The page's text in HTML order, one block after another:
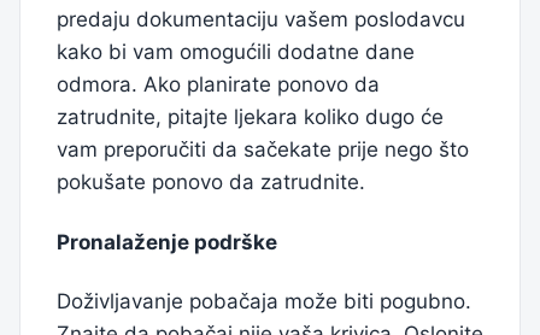
predaju dokumentaciju vašem poslodavcu
kako bi vam omogućili dodatne dane
odmora. Ako planirate ponovo da
zatrudnite, pitajte ljekara koliko dugo će
vam preporučiti da sačekate prije nego što
pokušate ponovo da zatrudnite.
Pronalaženje podrške
Doživljavanje pobačaja može biti pogubno.